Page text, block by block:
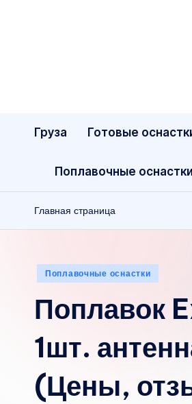
Груза Готовые
Поплавочные оснастки
Главная страница
Опубликовано
Поплавочные оснастки
Поплавок
1шт.
(Цены,